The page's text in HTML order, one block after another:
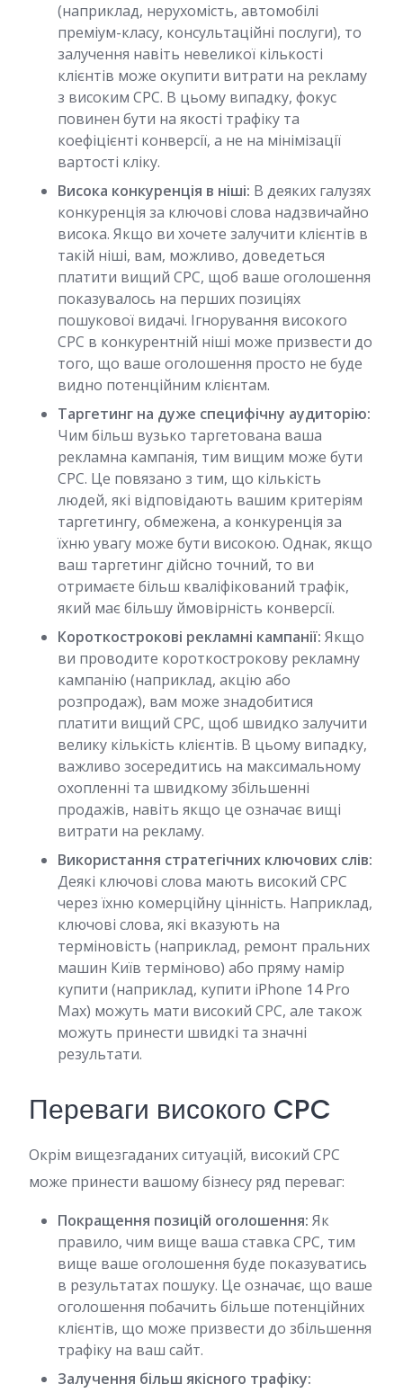
(наприклад, нерухомість, автомобілі
преміум-класу, консультаційні послуги), то
залучення навіть невеликої кількості
клієнтів може окупити витрати на рекламу
з високим CPC. В цьому випадку, фокус
повинен бути на якості трафіку та
коефіцієнті конверсії, а не на мінімізації
вартості кліку.
Висока конкуренція в ніші: В деяких галузях
конкуренція за ключові слова надзвичайно
висока. Якщо ви хочете залучити клієнтів в
такій ніші, вам, можливо, доведеться
платити вищий CPC, щоб ваше оголошення
показувалось на перших позиціях
пошукової видачі. Ігнорування високого
CPC в конкурентній ніші може призвести до
того, що ваше оголошення просто не буде
видно потенційним клієнтам.
Таргетинг на дуже специфічну аудиторію:
Чим більш вузько таргетована ваша
рекламна кампанія, тим вищим може бути
CPC. Це повязано з тим, що кількість
людей, які відповідають вашим критеріям
таргетингу, обмежена, а конкуренція за
їхню увагу може бути високою. Однак, якщо
ваш таргетинг дійсно точний, то ви
отримаєте більш кваліфікований трафік,
який має більшу ймовірність конверсії.
Короткострокові рекламні кампанії: Якщо
ви проводите короткострокову рекламну
кампанію (наприклад, акцію або
розпродаж), вам може знадобитися
платити вищий CPC, щоб швидко залучити
велику кількість клієнтів. В цьому випадку,
важливо зосередитись на максимальному
охопленні та швидкому збільшенні
продажів, навіть якщо це означає вищі
витрати на рекламу.
Використання стратегічних ключових слів:
Деякі ключові слова мають високий CPC
через їхню комерційну цінність. Наприклад,
ключові слова, які вказують на
терміновість (наприклад, ремонт пральних
машин Київ терміново) або пряму намір
купити (наприклад, купити iPhone 14 Pro
Max) можуть мати високий CPC, але також
можуть принести швидкі та значні
результати.
Переваги високого CPC
Окрім вищезгаданих ситуацій, високий CPC
може принести вашому бізнесу ряд переваг:
Покращення позицій оголошення: Як
правило, чим вище ваша ставка CPC, тим
вище ваше оголошення буде показуватись
в результатах пошуку. Це означає, що ваше
оголошення побачить більше потенційних
клієнтів, що може призвести до збільшення
трафіку на ваш сайт.
Залучення більш якісного трафіку: